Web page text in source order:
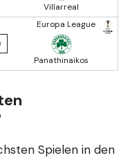
Villarreal
Europa League
Panathinaikos
Spielen in den